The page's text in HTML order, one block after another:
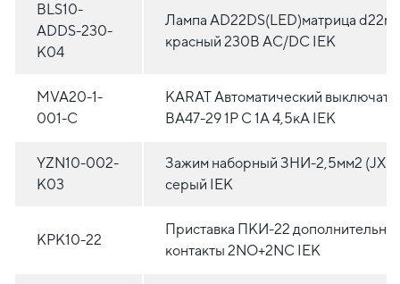
BLS10-
ADDS-230-
K04
Лампа AD22DS(LED)матрица
красный 230В AC/DC IEK
MVA20-1-
001-C
KARAT Автоматический
ВА47-29 1P C 1А 4,5кА IEK
YZN10-002-
K03
Зажим наборный ЗНИ-2,5мм2
серый IEK
KPK10-22
Приставка ПКИ-22
контакты 2NO+2NC IEK